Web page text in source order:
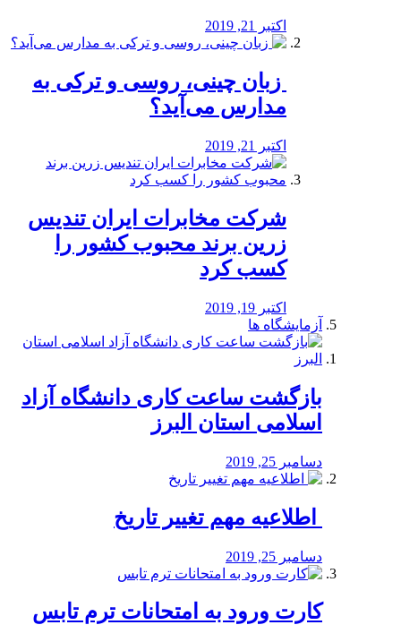
اکتبر 21, 2019
️ زبان چینی، روسی و ترکی به
مدارس می‌آید؟
اکتبر 21, 2019
شرکت مخابرات ایران تندیس
زرین برند محبوب کشور را
کسب کرد
اکتبر 19, 2019
آزمایشگاه ها
بازگشت ساعت کاری دانشگاه آزاد
اسلامی استان البرز
دسامبر 25, 2019
️ اطلاعیه مهم تغییر تاریخ
دسامبر 25, 2019
کارت ورود به امتحانات ترم تابس